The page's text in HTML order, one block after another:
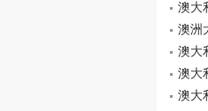
澳大
澳洲
澳大
澳大
澳大